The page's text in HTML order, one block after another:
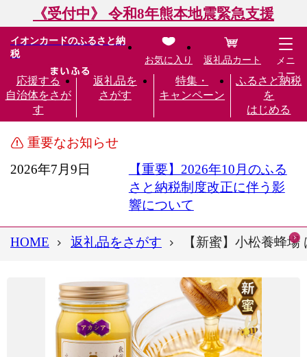
《受付中》 令和8年熊本地震緊急支援
イオンカードのふるさと納
税
応援する
自治体をさが
す
返礼品を
さがす
特集・
キャンペーン
ふるさと納税
を
はじめる
お気に入り 返礼品カート
メニ
ュー
重要なお知らせ
2026年7月9日
【重要】2026年10月のふる
さと納税制度改正に伴う影
響について
HOME 返礼品をさがす 【新蜜】小松養蜂